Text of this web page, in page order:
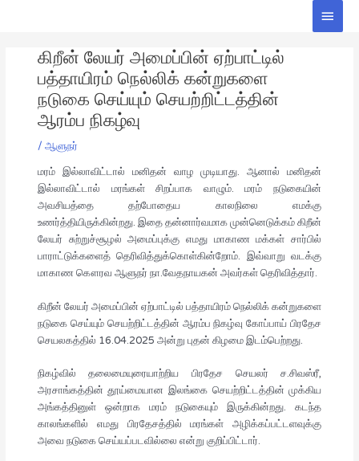
Main
கிறீன் லேயர் அமைப்பின் ஏற்பாட்டில்
பத்தாயிரம் நெல்லிக் கன்றுகளை
நடுகை செய்யும் செயற்றிட்டத்தின்
ஆரம்ப நிகழ்வு
/ ஆளுநர்
மரம் இல்லாவிட்டால் மனிதன் வாழ முடியாது. ஆனால் மனிதன்
இல்லாவிட்டால் மரங்கள் சிறப்பாக வாழும். மரம் நடுகையின்
அவசியத்தை தற்போதைய காலநிலை எமக்கு
உணர்த்தியிருக்கின்றது. இதை தன்னார்வமாக முன்னெடுக்கம் கிறீன்
லேயர் சுற்றுச்சூழல் அமைப்புக்கு எமது மாகாண மக்கள் சார்பில்
பாராட்டுக்களைத் தெரிவித்துக்கொள்கின்றோம். இவ்வாறு வடக்கு
மாகாண கௌரவ ஆளுநர் நா.வேதநாயகன் அவர்கள் தெரிவித்தார்.
கிறீன் லேயர் அமைப்பின் ஏற்பாட்டில் பத்தாயிரம் நெல்லிக் கன்றுகளை
நடுகை செய்யும் செயற்றிட்டத்தின் ஆரம்ப நிகழ்வு கோப்பாய் பிரதேச
செயலகத்தில் 16.04.2025 அன்று புதன் கிழமை இடம்பெற்றது.
நிகழ்வில் தலைமையுரையாற்றிய பிரதேச செயலர் ச.சிவஸ்ரீ,
அரசாங்கத்தின் தூய்மையான இலங்கை செயற்றிட்டத்தின் முக்கிய
அங்கத்தினுள் ஒன்றாக மரம் நடுகையும் இருக்கின்றது. கடந்த
காலங்களில் எமது பிரதேசத்தில் மரங்கள் அழிக்கப்பட்டளவுக்கு
அவை நடுகை செய்யப்படவில்லை என்று குறிப்பிட்டார்.
navigation